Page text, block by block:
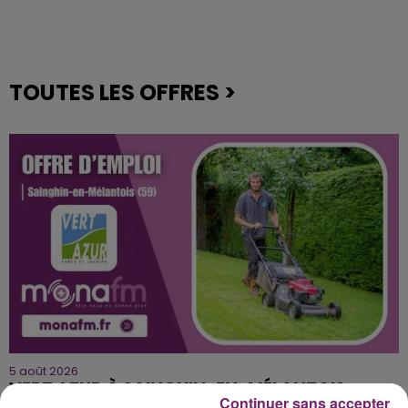
TOUTES LES OFFRES >
5 août 2026
VERT AZUR À SAINGHIN-EN-MÉLANTOIS
Continuer sans accepter